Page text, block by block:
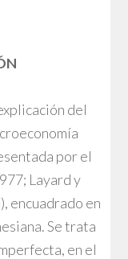
del
por el
Layard y
encuadrado en
Se trata
en el